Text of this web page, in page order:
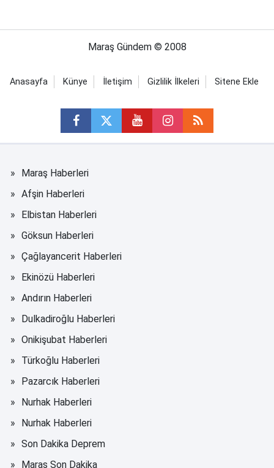
Maraş Gündem © 2008
Anasayfa Künye İletişim Gizlilik İlkeleri Sitene Ekle
Maraş Haberleri
Afşin Haberleri
Elbistan Haberleri
Göksun Haberleri
Çağlayancerit Haberleri
Ekinözü Haberleri
Andırın Haberleri
Dulkadiroğlu Haberleri
Onikişubat Haberleri
Türkoğlu Haberleri
Pazarcık Haberleri
Nurhak Haberleri
Nurhak Haberleri
Son Dakika Deprem
Maraş Son Dakika